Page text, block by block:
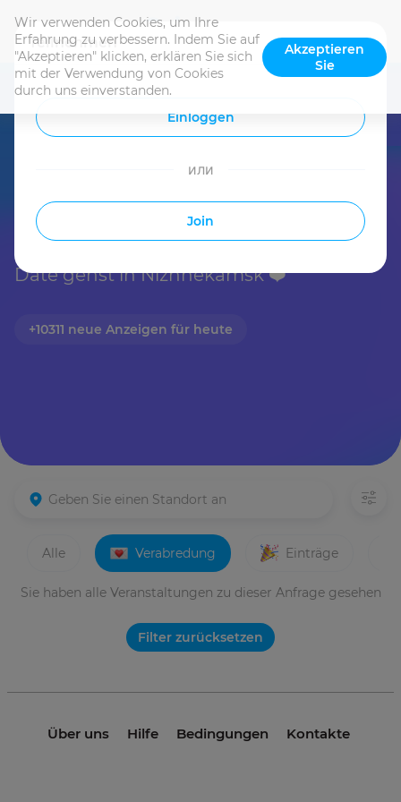
Wir verwenden Cookies, um Ihre
Erfahrung zu verbessern. Indem Sie auf
"Akzeptieren" klicken, erklären Sie sich
mit der Verwendung von Cookies
durch uns einverstanden.
Akzeptieren
Sie
Dating in Nizhnekamsk
Wähle aus, mit wem du heute auf ein
Date gehst in Nizhnekamsk ❤️️️
+10311 neue Anzeigen für heute
Alle Verabredung Einträge
Sie haben alle Veranstaltungen zu dieser Anfrage gesehen
Filter zurücksetzen
Über uns Hilfe Bedingungen Kontakte
Teilnehmen
Einloggen
или
Join